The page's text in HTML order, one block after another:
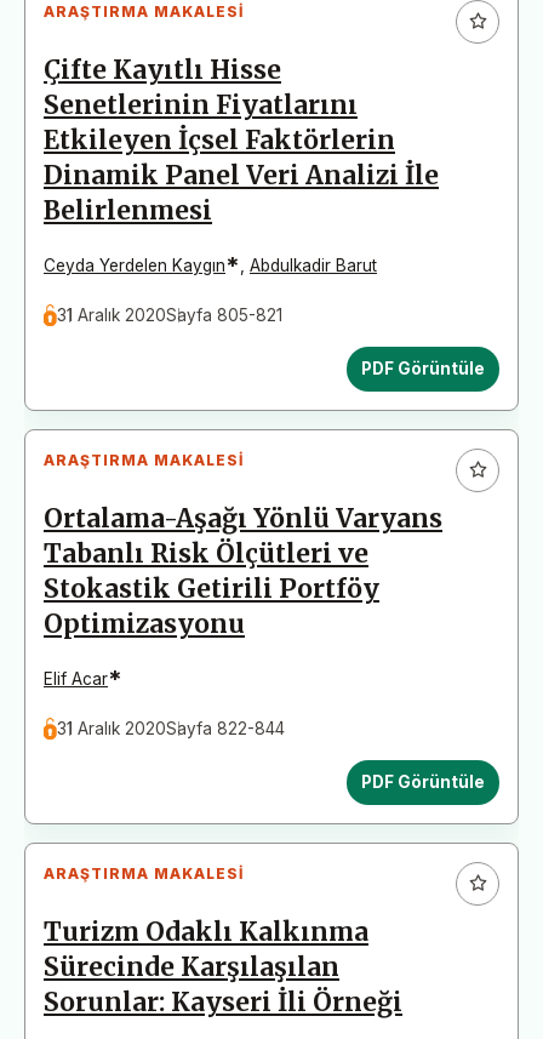
ARAŞTIRMA MAKALESI
Çifte Kayıtlı Hisse
Senetlerinin Fiyatlarını
Etkileyen İçsel Faktörlerin
Dinamik Panel Veri Analizi İle
Belirlenmesi
Ceyda Yerdelen Kaygın* Abdulkadir Barut
31 Aralık 2020Sayfa 805-821
PDF Görüntüle
ARAŞTIRMA MAKALESI
Ortalama-Aşağı Yönlü Varyans
Tabanlı Risk Ölçütleri ve
Stokastik Getirili Portföy
Optimizasyonu
Elif Acar*
31 Aralık 2020Sayfa 822-844
PDF Görüntüle
ARAŞTIRMA MAKALESI
Turizm Odaklı Kalkınma
Sürecinde Karşılaşılan
Sorunlar: Kayseri İli Örneği